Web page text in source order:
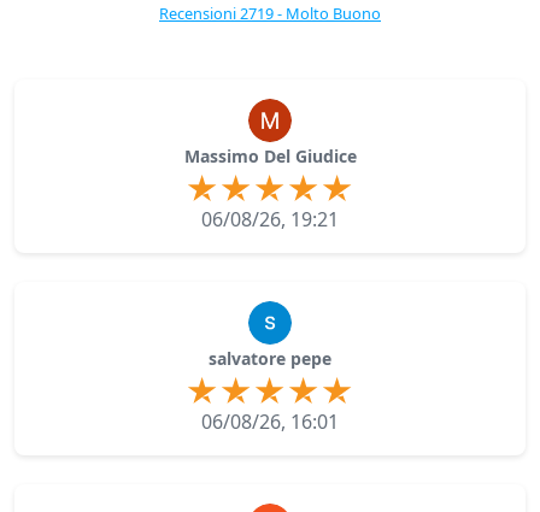
Recensioni 2719 - Molto Buono
Massimo Del Giudice
06/08/26, 19:21
salvatore pepe
06/08/26, 16:01